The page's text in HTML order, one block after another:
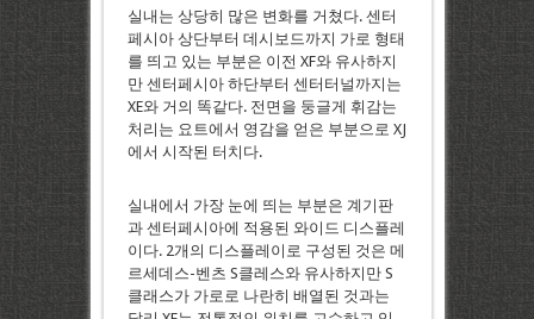
실내는 상당히 많은 변화를 거쳤다. 센터
페시아 상단부터 데시보드까지 가로 형태
를 띄고 있는 부분은 이전 XF와 유사하지
만 센터페시아 하단부터 센터터널까지는
XE와 거의 똑같다. 전면을 둥글게 휘감는
처리는 요트에서 영감을 얻은 부분으로 XJ
에서 시작된 터치다.
실내에서 가장 눈에 띄는 부분은 계기판
과 센터페시아에 적용된 와이드 디스플레
이다. 2개의 디스플레이로 구성된 것은 메
르세데스-벤츠 S클레스와 유사하지만 S
클래스가 가로로 나란히 배열된 것과는